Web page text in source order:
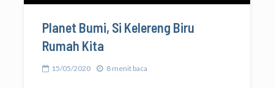
Planet Bumi, Si Kelereng Biru
Rumah Kita
15/05/2020 8 menit baca